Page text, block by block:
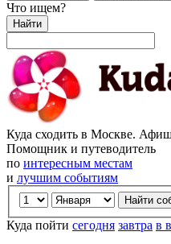
Что ищем?
Найти
Куда сходить в Москве.
Помощник и путеводитель
по интересным местам
и лучшим событиям
Куда пойти сегодня завтра в